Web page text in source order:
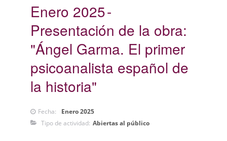
Enero 2025
Presentación de la obra:
"Ángel Garma. El primer
psicoanalista español de
la historia"
Fecha:
Enero 2025
Tipo de actividad: Abiertas al público